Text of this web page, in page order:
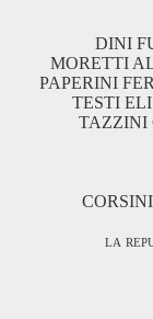
DINI
MORETTI
PAPERINI
TESTI
TAZZINI
la